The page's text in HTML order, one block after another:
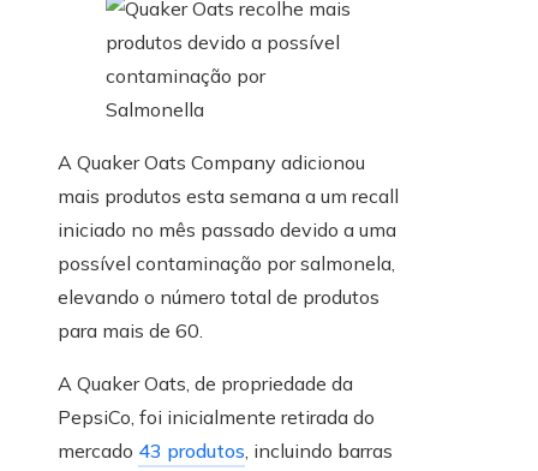
A Quaker Oats Company adicionou
mais produtos esta semana a um recall
iniciado no mês passado devido a uma
possível contaminação por salmonela,
elevando o número total de produtos
para mais de 60.
A Quaker Oats, de propriedade da
PepsiCo, foi inicialmente retirada do
mercado 43 produtos, incluindo barras